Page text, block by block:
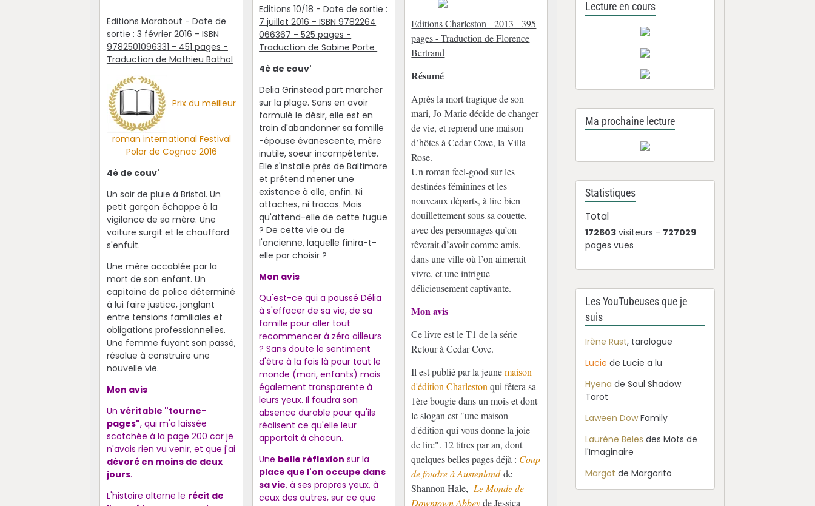
Editions Marabout - Date de
sortie : 3 février 2016 - ISBN
9782501096331 - 451 pages -
Traduction de Mathieu Bathol
Prix du meilleur
roman international Festival
Polar de Cognac 2016
4è de couv'
Un soir de pluie à Bristol. Un
petit garçon échappe à la
vigilance de sa mère. Une
voiture surgit et le chauffard
s'enfuit.
Une mère accablée par la
mort de son enfant. Un
capitaine de police déterminé
à lui faire justice, jonglant
entre tensions familiales et
obligations professionnelles.
Une femme fuyant son passé,
résolue à construire une
nouvelle vie.
Mon avis
Un véritable "tourne-
pages", qui m'a laissée
scotchée à la page 200 car je
n'avais rien vu venir, et que j'ai
dévoré en moins de deux
jours.
L'histoire alterne le récit de
Editions 10/18 - Date de sortie :
7 juillet 2016 - ISBN 9782264
066367 - 525 pages -
Traduction de Sabine Porte
4è de couv'
Delia Grinstead part marcher
sur la plage. Sans en avoir
formulé le désir, elle est en
train d'abandonner sa famille
-épouse évanescente, mère
inutile, soeur incompétente.
Elle s'installe près de Baltimore
et prétend mener une
existence à elle, enfin. Ni
attaches, ni tracas. Mais
qu'attend-elle de cette fugue
? De cette vie ou de
l'ancienne, laquelle finira-t-
elle par choisir ?
Mon avis
Qu'est-ce qui a poussé Délia
à s'effacer de sa vie, de sa
famille pour aller tout
recommencer à zéro ailleurs
? Sans doute le sentiment
d'être à la fois là pour tout le
monde (mari, enfants) mais
également transparente à
leurs yeux. Il faudra son
absence durable pour qu'ils
réalisent ce qu'elle leur
apportait à chacun.
Une belle réflexion sur la
place que l'on occupe dans
sa vie, à ses propres yeux, à
ceux des autres, sur ce que
Editions Charleston - 2013 - 395
pages - Traduction de Florence
Bertrand
Résumé
Après la mort tragique de son
mari, Jo-Marie décide de changer
de vie, et reprend une maison
d’hôtes à Cedar Cove, la Villa
Rose.
Un roman feel-good sur les
destinées féminines et les
nouveaux départs, à lire bien
douillettement sous sa couette,
avec des personnages qu’on
rêverait d’avoir comme amis,
dans une ville où l’on aimerait
vivre, et une intrigue
délicieusement captivante.
Mon avis
Ce livre est le T1 de la série
Retour à Cedar Cove.
Il est publié par la jeunemaison
d'édition Charleston qui fêtera sa
1ère bougie dans un mois et dont
le slogan est "une maison
d'édition qui vous donne la joie
de lire". 12 titres par an, dont
quelques belles pages déjà : Coup
de foudre à Austenland de
Shannon Hale, Le Monde de
Downtown Abbey de Jessica
Lecture en cours
Ma prochaine lecture
Statistiques
Total
172603 visiteurs - 727029
pages vues
Les YouTubeuses que je
suis
Irène Rust, tarologue
Luciede Lucie a lu
Hyena de Soul Shadow
Tarot
Laween DowFamily
Laurène Beles des Mots de
l'Imaginaire
Margot de Margorito